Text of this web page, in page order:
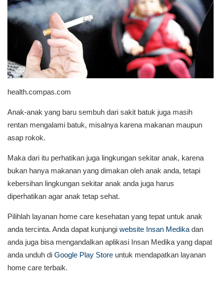
health.compas.com
Anak-anak yang baru sembuh dari sakit batuk juga masih
rentan mengalami batuk, misalnya karena makanan maupun
asap rokok.
Maka dari itu perhatikan juga lingkungan sekitar anak, karena
bukan hanya makanan yang dimakan oleh anak anda, tetapi
kebersihan lingkungan sekitar anak anda juga harus
diperhatikan agar anak tetap sehat.
Pilihlah layanan home care kesehatan yang tepat untuk anak
anda tercinta. Anda dapat kunjungi website Insan Medikadan
anda juga bisa mengandalkan aplikasi Insan Medika yang dapat
anda unduh di Google Play Store untuk mendapatkan layanan
home care terbaik.